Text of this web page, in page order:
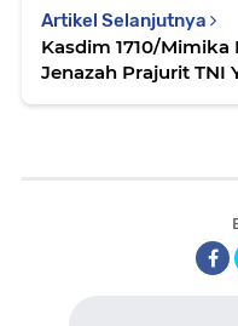
Artikel Selanjutnya
Kasdim 1710/
Jenazah Prajurit TNI